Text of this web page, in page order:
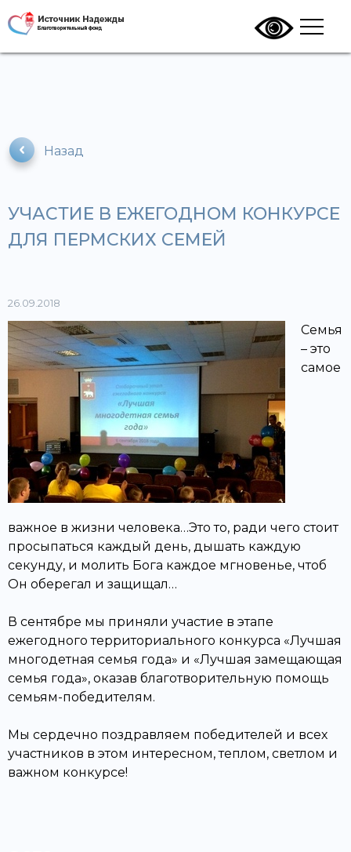
Назад
УЧАСТИЕ В ЕЖЕГОДНОМ КОНКУРСЕ
ДЛЯ ПЕРМСКИХ СЕМЕЙ
26.09.2018
Семья
– это
самое
важное в жизни человека…Это то, ради чего стоит
просыпаться каждый день, дышать каждую
секунду, и молить Бога каждое мгновенье, чтоб
Он оберегал и защищал…
В сентябре мы приняли участие в этапе
ежегодного территориального конкурса «Лучшая
многодетная семья года» и «Лучшая замещающая
семья года», оказав благотворительную помощь
семьям-победителям.
Мы сердечно поздравляем победителей и всех
участников в этом интересном, теплом, светлом и
важном конкурсе!